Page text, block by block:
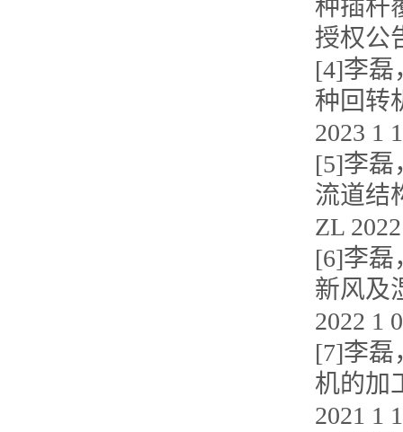
种插杆
授权公
[4]李磊
种回转
2023 1
[5]李磊
流道结
ZL
[6]李磊
新风及
2022 1
[7]李磊
机的加
2021 1